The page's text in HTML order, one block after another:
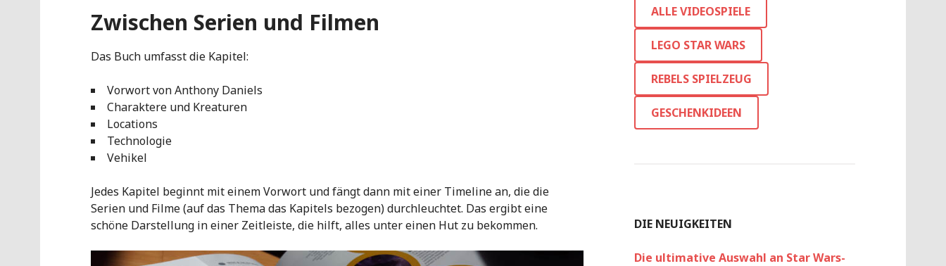
Zwischen Serien und Filmen
Das Buch umfasst die Kapitel:
Vorwort von Anthony Daniels
Charaktere und Kreaturen
Locations
Technologie
Vehikel
Jedes Kapitel beginnt mit einem Vorwort und fängt dann mit einer Timeline an, die die
Serien und Filme (auf das Thema das Kapitels bezogen) durchleuchtet. Das ergibt eine
schöne Darstellung in einer Zeitleiste, die hilft, alles unter einen Hut zu bekommen.
ALLE VIDEOSPIELE
LEGO STAR WARS
REBELS SPIELZEUG
GESCHENKIDEEN
DIE NEUIGKEITEN
Die ultimative Auswahl an Star Wars-